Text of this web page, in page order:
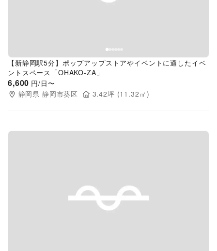
【新静岡駅5分】ポップアップストアやイベントに適したイベ
ントスペース「OHAKO-ZA」
6,600 円/日〜
静岡県 静岡市葵区 3.42坪 (11.32 ㎡)
Previous slide